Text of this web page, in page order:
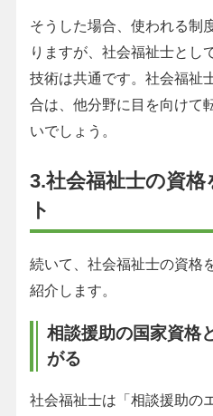
そうした場合、使われる制
りますが、社会福祉士とし
技術は共通です。社会福祉
合は、他分野に目を向けて
いでしょう。
3.社会福祉士の資
ト
続いて、社会福祉士の資格
紹介します。
相談援助の国家資格
がる
社会福祉士は「相談援助の